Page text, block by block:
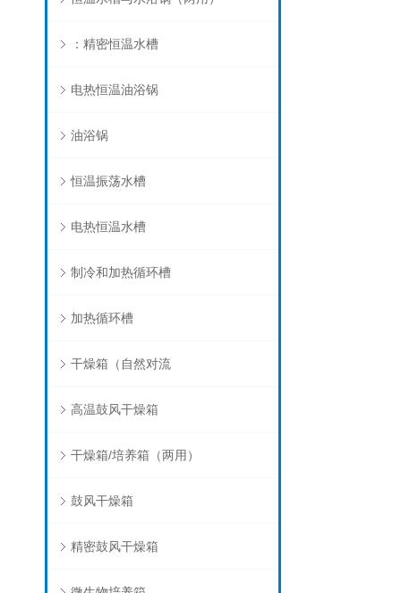
：精密恒温水槽
电热恒温油浴锅
油浴锅
恒温振荡水槽
电热恒温水槽
制冷和加热循环槽
加热循环槽
干燥箱（自然对流
高温鼓风干燥箱
干燥箱/培养箱（两用）
鼓风干燥箱
精密鼓风干燥箱